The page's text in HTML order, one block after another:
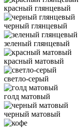
красный глянцевый
черный глянцевый
зеленый глянцевый
красный матовый
светло-серый
голд матовый
черный матовый